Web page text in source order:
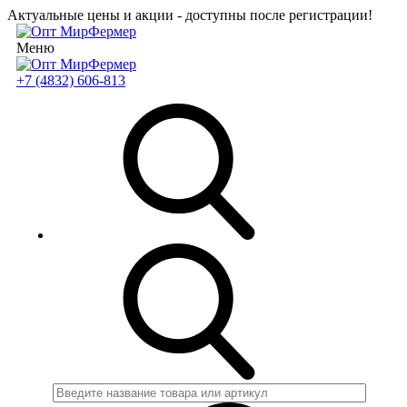
Актуальные цены и акции - доступны после регистрации!
Меню
+7 (4832) 606-813